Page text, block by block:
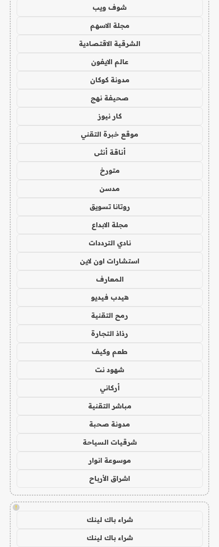
شوف ويب
مجلة الاسهم
الشرقية الاقتصادية
عالم الايفون
مدونة كوكان
صحيفة نهج
كار نيوز
موقع خبرة التقني
أناقة أنثى
متورخ
مدسن
روتانا تسويق
مجلة الابداع
نادي الترددات
استشارات اون لاين
المعارف
هيدب فيديو
رمح التقنية
رذاذ التجارة
طعم وكيف
شهود نت
أركاني
مباشر التقنية
مدونة صحبة
شرقيات السياحة
موسوعة انوار
اشراق الأرباح
!
شراء باك لينك
شراء باك لينك